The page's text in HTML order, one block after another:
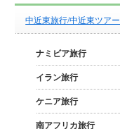
中近東旅行/中近東ツアー
ナミビア旅行
イラン旅行
ケニア旅行
南アフリカ旅行